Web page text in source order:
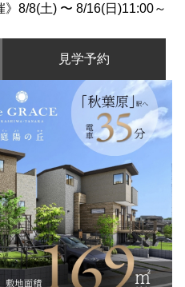
8/8(土) 〜 8/16(日)11:00～
見学予約